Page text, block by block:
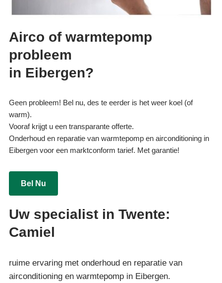
Airco of warmtepomp
probleem
in Eibergen?
Geen probleem! Bel nu, des te eerder is het weer koel (of
warm).
Vooraf krijgt u een transparante offerte.
Onderhoud en reparatie van warmtepomp en airconditioning in
Eibergen voor een marktconform tarief. Met garantie!
Bel Nu
Uw specialist in Twente:
Camiel
ruime ervaring met onderhoud en reparatie van
airconditioning en warmtepomp in Eibergen.